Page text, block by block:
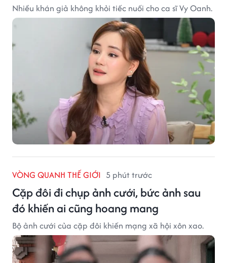
Nhiều khán giả không khỏi tiếc nuối cho ca sĩ Vy Oanh.
VÒNG QUANH THẾ GIỚI 5 phút trước
Cặp đôi đi chụp ảnh cưới, bức ảnh sau
đó khiến ai cũng hoang mang
Bộ ảnh cưới của cặp đôi khiến mạng xã hội xôn xao.